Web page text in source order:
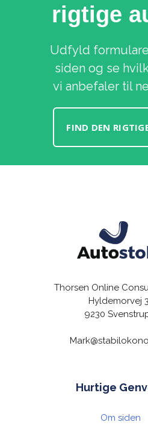
rigtige
Udfyld
siden og se
vi anbefaler til
FIND DEN
Thorsen Online
Hyldemorvej
9230
Hurtige
Om siden